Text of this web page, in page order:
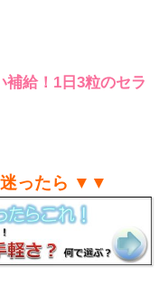
給！1日3粒のセラ
ったら ▼▼